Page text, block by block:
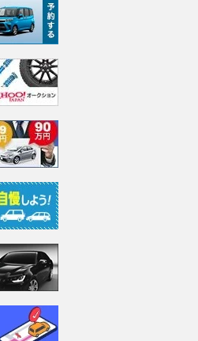
ト ロールスロイス ゴ
ースト(第1世代 / RR4)
支払総額
905